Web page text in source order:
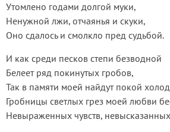
Утомлено годами долгой муки,
Ненужной лжи, отчаянья и скуки,
Оно сдалось и смолкло пред судьбой.
И как среди песков степи безводной
Белеет ряд покинутых гробов,
Так в памяти моей найдут покой
Гробницы светлых грез моей любви
Невыраженных чувств,